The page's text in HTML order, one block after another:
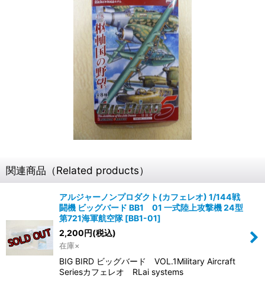
関連商品（Related products）
アルジャーノンプロダクト(カフェレオ) 1/144戦
闘機 ビッグバード BB1 01 一式陸上攻撃機 24型
第721海軍航空隊 [BB1-01]
2,200円(税込)
在庫×
BIG BIRD ビッグバード VOL.1Military Aircraft
Seriesカフェレオ RLai systems